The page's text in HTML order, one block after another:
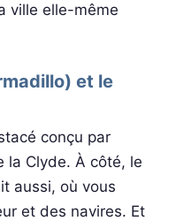
ville elle-même
et le
conçu par
la Clyde. À côté, le
aussi, où vous
et des navires. Et